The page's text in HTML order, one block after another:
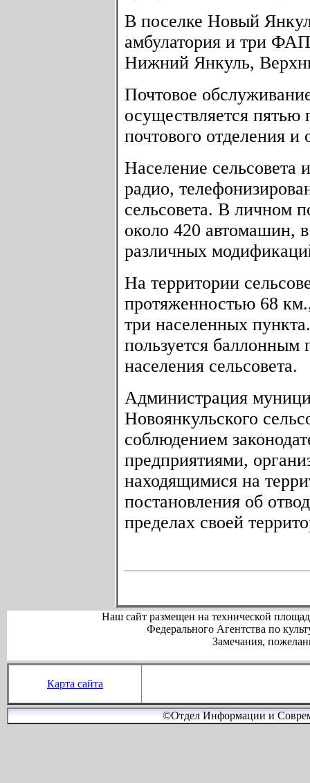
В поселке Новый
амбулатория и три
Нижний Янкуль,
Почтовое
осуществляется пятью
почтового отделения и
Население сельсовета
радио,
сельсовета. В личном
около 420 автомашин,
различных
На территории
протяженностью 68
три населенных
пользуется баллонным
населения сельсовета.
Администрация
Новоянкульского
соблюдением
предприятиями,
находящимися на
постановления об
пределах своей
Наш сайт размещен на технической
Федерального Агентства по
Замечания,
Карта сайта
©Отдел Информации и